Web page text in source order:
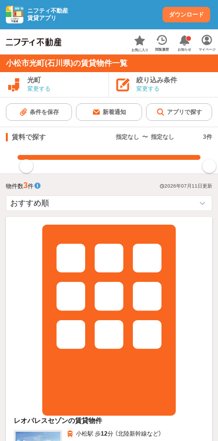
ニフティ不動産
賃貸アプリ
ダウンロード
お気に入り 閲覧履歴 お知らせ マイページ
小松市光町(石川県)の賃貸物件一覧
光町
変更する
絞り込み条件
変更する
条件を保存 新着通知 アプリで探す
賃料で探す 指定なし 〜 指定なし 3件
物件数3件 2026年07月11日更新
レオパレスセゾンの賃貸物件
小松駅 歩12分 （北陸新幹線など）